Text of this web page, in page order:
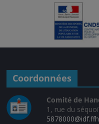
Coordonnées
Comité de
1, rue du